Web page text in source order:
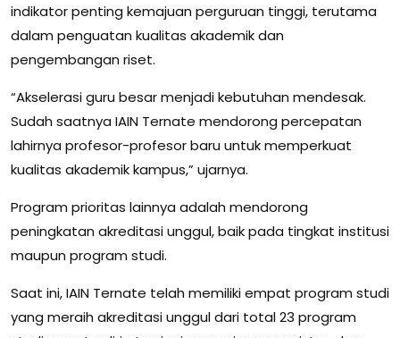
indikator penting kemajuan perguruan tinggi, terutama
dalam penguatan kualitas akademik dan
pengembangan riset.
“Akselerasi guru besar menjadi kebutuhan mendesak.
Sudah saatnya IAIN Ternate mendorong percepatan
lahirnya profesor-profesor baru untuk memperkuat
kualitas akademik kampus,” ujarnya.
Program prioritas lainnya adalah mendorong
peningkatan akreditasi unggul, baik pada tingkat institusi
maupun program studi.
Saat ini, IAIN Ternate telah memiliki empat program studi
yang meraih akreditasi unggul dari total 23 program